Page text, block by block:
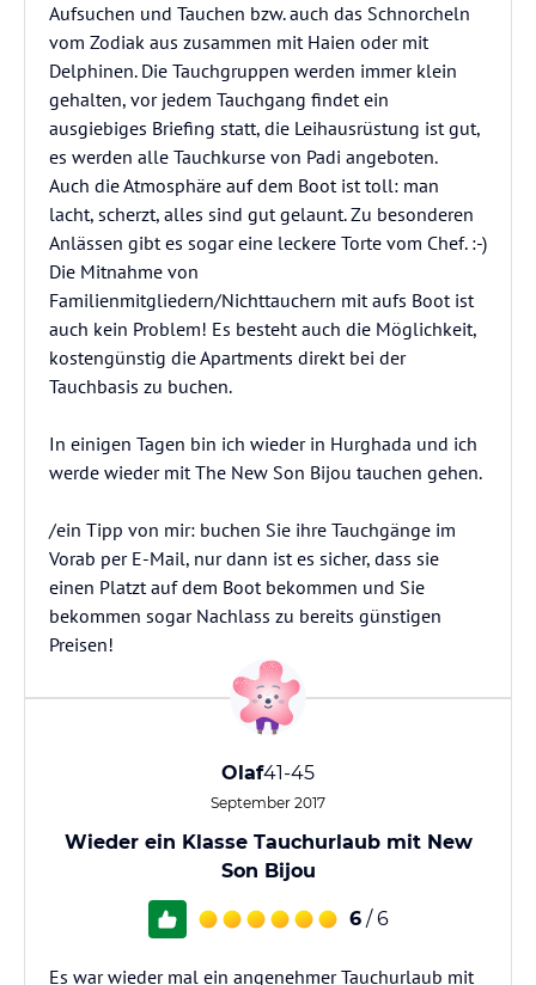
Aufsuchen und Tauchen bzw. auch das Schnorcheln
vom Zodiak aus zusammen mit Haien oder mit
Delphinen. Die Tauchgruppen werden immer klein
gehalten, vor jedem Tauchgang findet ein
ausgiebiges Briefing statt, die Leihausrüstung ist gut,
es werden alle Tauchkurse von Padi angeboten.
Auch die Atmosphäre auf dem Boot ist toll: man
lacht, scherzt, alles sind gut gelaunt. Zu besonderen
Anlässen gibt es sogar eine leckere Torte vom Chef. :-)
Die Mitnahme von
Familienmitgliedern/Nichttauchern mit aufs Boot ist
auch kein Problem! Es besteht auch die Möglichkeit,
kostengünstig die Apartments direkt bei der
Tauchbasis zu buchen.
In einigen Tagen bin ich wieder in Hurghada und ich
werde wieder mit The New Son Bijou tauchen gehen.
/ein Tipp von mir: buchen Sie ihre Tauchgänge im
Vorab per E-Mail, nur dann ist es sicher, dass sie
einen Platzt auf dem Boot bekommen und Sie
bekommen sogar Nachlass zu bereits günstigen
Preisen!
Olaf41-45
September 2017
Wieder ein Klasse Tauchurlaub mit New
Son Bijou
6 / 6
Es war wieder mal ein angenehmer Tauchurlaub mit